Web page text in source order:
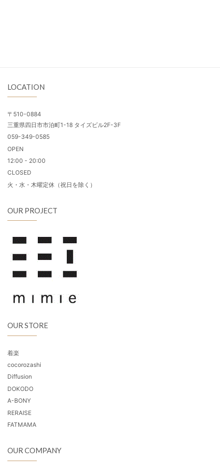
LOCATION
〒510-0884
三重県四日市市泊町1-18 タイズビル2F-3F
059-349-0585
OPEN
12:00 - 20:00
CLOSED
火・水・木曜定休（祝日を除く）
OUR PROJECT
OUR STORE
着楽
cocorozashi
Diffusion
DOKODO
A-BONY
RERAISE
FATMAMA
OUR COMPANY